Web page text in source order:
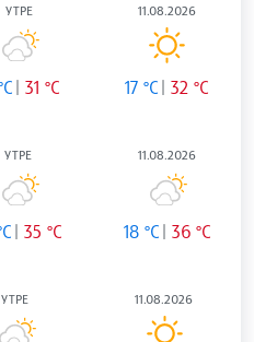
УТРЕ
31 °C
11.08.2026
17 °C 32 °C
УТРЕ
35 °C
11.08.2026
18 °C 36 °C
УТРЕ 11.08.2026